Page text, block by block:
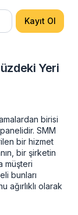
Kayıt Ol
Yeri
birisi
SMM
bir hizmet
bir şirketin
müşteri
bunları
ağırlıklı olarak